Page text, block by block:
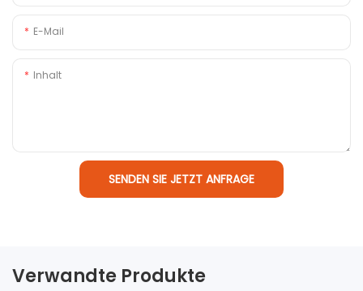
E-Mail
Inhalt
SENDEN SIE JETZT ANFRAGE
Verwandte Produkte